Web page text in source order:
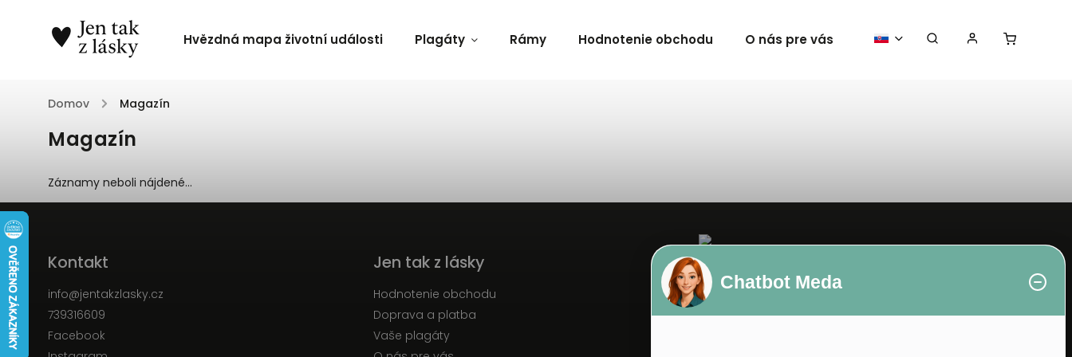
Hvězdná mapa životní události Plagáty Rámy Hodnotenie obchodu O nás pre vás Vaše plagáty
Domov / Magazín
Magazín
Záznamy neboli nájdené...
Kontakt
info@jentakzlasky.cz
739316609
Facebook
Jen tak z lásky
Hodnotenie obchodu
Doprava a platba
Vaše plagáty
Chatbot Meda